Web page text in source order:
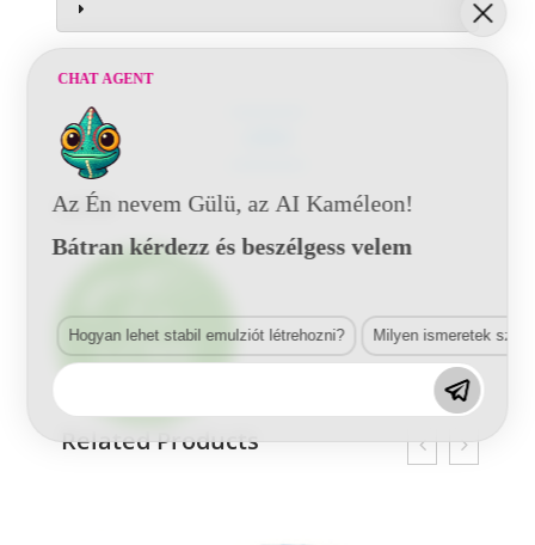
Leírás
Related Products
CHAT AGENT
Az Én nevem Gülü, az AI Kaméleon!
Bátran kérdezz és beszélgess velem
Hogyan lehet stabil emulziót létrehozni? Milyen ismeretek